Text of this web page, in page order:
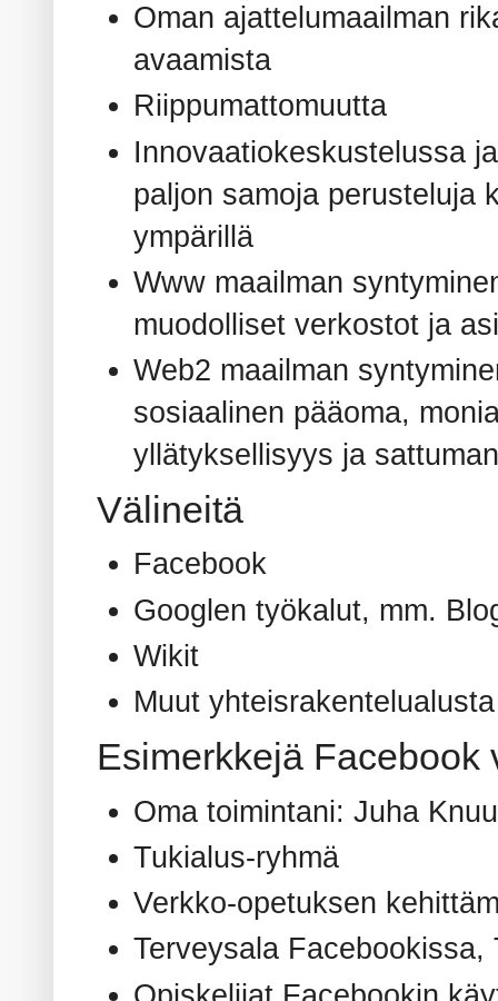
Oman ajattelumaailman
avaamista
Riippumattomuutta
Innovaatiokeskustelussa
paljon samoja perusteluja
ympärillä
Www maailman
muodolliset verkostot ja
Web2 maailman
sosiaalinen pääoma,
yllätyksellisyys ja
Välineitä
Facebook
Googlen työkalut, mm.
Wikit
Muut yhteisrakentelualusta
Esimerkkejä Facebook
Oma toimintani: Juha
Tukialus-ryhmä
Verkko-opetuksen
Terveysala